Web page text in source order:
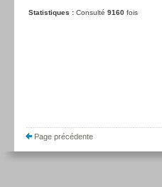
Statistiques : Consulté 9160 fois
Page précédente